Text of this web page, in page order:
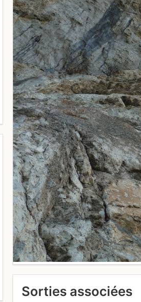
Sorties associées